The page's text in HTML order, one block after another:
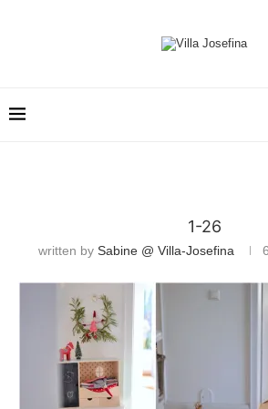
1-26
written by Sabine @ Villa-Josefina